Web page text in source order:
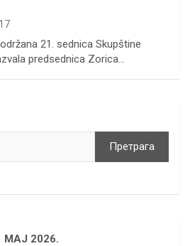
21. sednica Skupštine
predsednica Zorica…
Претрага
МАЈ 2026.